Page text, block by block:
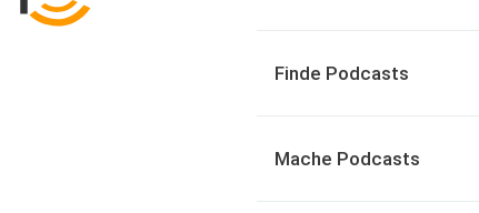
Finde Podcasts
Mache Podcasts